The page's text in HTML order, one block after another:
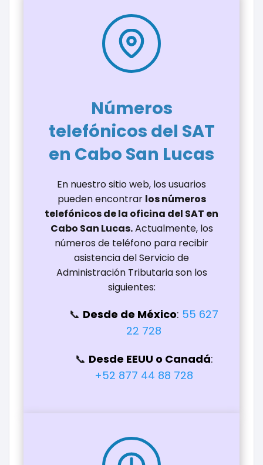
Números
telefónicos del SAT
en Cabo San Lucas
En nuestro sitio web, los usuarios
pueden encontrar los números
telefónicos de la oficina del SAT en
Cabo San Lucas.Actualmente, los
números de teléfono para recibir
asistencia del Servicio de
Administración Tributaria son los
siguientes:
Desde de México: 55 627
22 728
Desde EEUU o Canadá:
+52 877 44 88 728